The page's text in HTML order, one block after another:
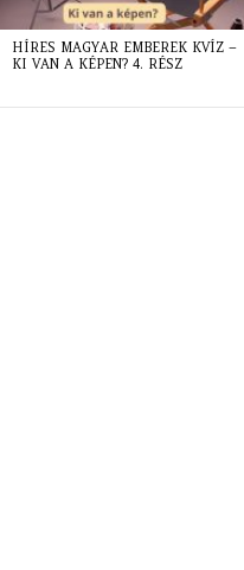
HÍRES MAGYAR EMBEREK KVÍZ –
KI VAN A KÉPEN? 4. RÉSZ